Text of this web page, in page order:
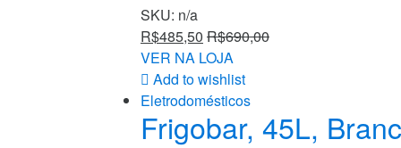
SKU: n/a
R$485,50 R$690,00
VER NA LOJA
Add to wishlist
Eletrodomésticos
Frigobar, 45L,